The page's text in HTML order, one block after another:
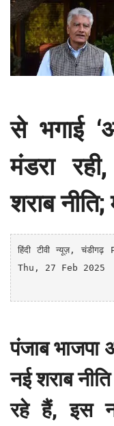
से भगाई
मंडरा
शराब
हिंदी टीवी न्यूज़, चंडीगढ़
Thu, 27 Feb 2025
पंजाब भाजपा
नई शराब
रहे हैं, इस